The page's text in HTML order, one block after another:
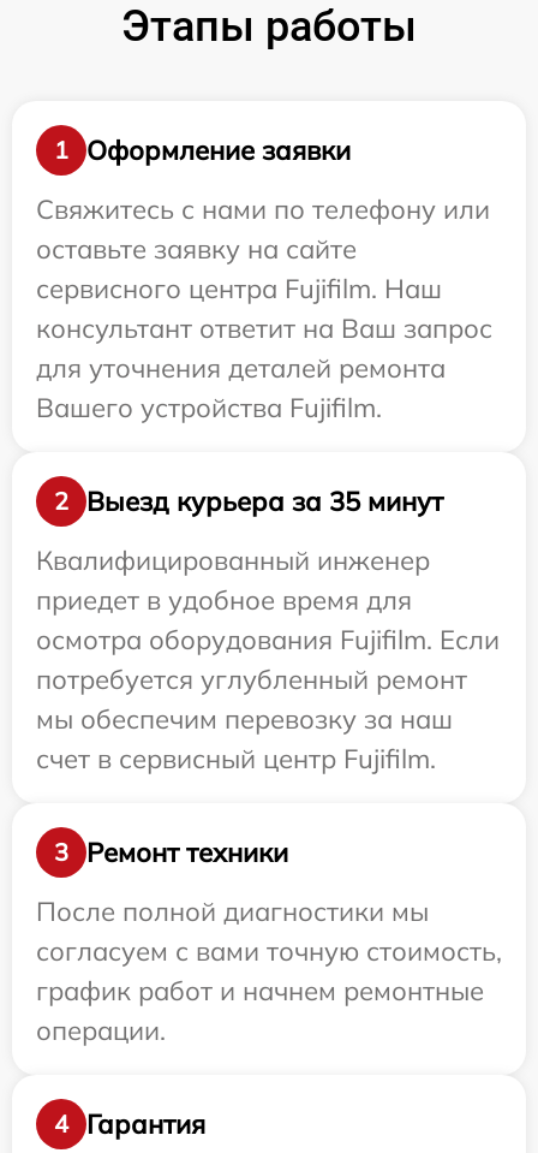
Этапы работы
1
Оформление заявки
Свяжитесь с нами по телефону или
оставьте заявку на сайте
сервисного центра Fujifilm. Наш
консультант ответит на Ваш запрос
для уточнения деталей ремонта
Вашего устройства Fujifilm.
2
Выезд курьера за 35 минут
Квалифицированный инженер
приедет в удобное время для
осмотра оборудования Fujifilm. Если
потребуется углубленный ремонт
мы обеспечим перевозку за наш
счет в сервисный центр Fujifilm.
3
Ремонт техники
После полной диагностики мы
согласуем с вами точную стоимость,
график работ и начнем ремонтные
операции.
4 Гарантия